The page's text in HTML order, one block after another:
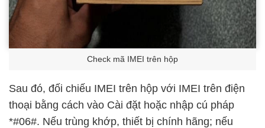
Check mã IMEI trên hộp
Sau đó, đối chiếu IMEI trên hộp với IMEI trên điện
thoại bằng cách vào Cài đặt hoặc nhập cú pháp
*#06#. Nếu trùng khớp, thiết bị chính hãng; nếu